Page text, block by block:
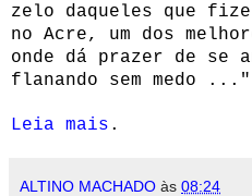
zelo daqueles que
no Acre, um dos
onde dá prazer de se
flanando sem medo ..."
Leia mais .
ALTINO MACHADO às 08:24